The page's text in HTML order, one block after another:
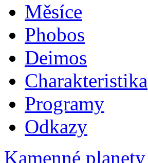
Měsíce
Phobos
Deimos
Charakteristika
Programy
Odkazy
Kamenné planety